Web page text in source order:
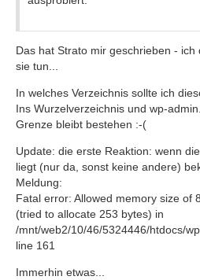
Das hat Strato mir geschrieben -
sie tun...
In welches Verzeichnis sollte ich
Ins Wurzelverzeichnis und wp-
Grenze bleibt bestehen :-(
Update: die erste Reaktion: wenn
liegt (nur da, sonst keine andere)
Meldung:
Fatal error: Allowed memory size of
(tried to allocate 253 bytes) in
/mnt/web2/10/46/5324446/htdocs/
line 161
Immerhin etwas...